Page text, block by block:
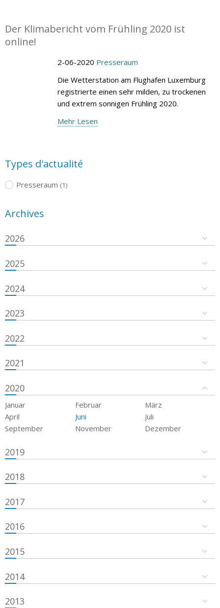
Der Klimabericht vom Frühling 2020 ist
online!
2-06-2020 Presseraum
Die Wetterstation am Flughafen Luxemburg
registrierte einen sehr milden, zu trockenen
und extrem sonnigen Frühling 2020.
Mehr Lesen
Types d'actualité
Presseraum (1)
Archives
2026
2025
2024
2023
2022
2021
2020
Januar Februar
März
April
Juni
Juli
September
November Dezember
2019
2018
2017
2016
2015
2014
2013